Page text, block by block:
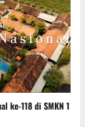
ke-118 di SMKN 1